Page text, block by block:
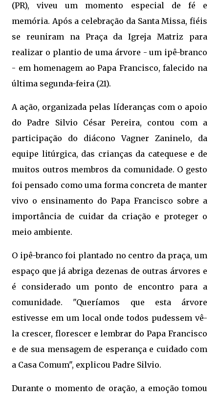
(PR), viveu um momento especial de fé e
memória. Após a celebração da Santa Missa, fiéis
se reuniram na Praça da Igreja Matriz para
realizar o plantio de uma árvore - um ipê-branco
- em homenagem ao Papa Francisco, falecido na
última segunda-feira (21).
A ação, organizada pelas líderanças com o apoio
do Padre Silvio César Pereira, contou com a
participação do diácono Vagner Zaninelo, da
equipe litúrgica, das crianças da catequese e de
muitos outros membros da comunidade. O gesto
foi pensado como uma forma concreta de manter
vivo o ensinamento do Papa Francisco sobre a
importância de cuidar da criação e proteger o
meio ambiente.
O ipê-branco foi plantado no centro da praça, um
espaço que já abriga dezenas de outras árvores e
é considerado um ponto de encontro para a
comunidade. "Queríamos que esta árvore
estivesse em um local onde todos pudessem vê-
la crescer, florescer e lembrar do Papa Francisco
e de sua mensagem de esperança e cuidado com
a Casa Comum", explicou Padre Silvio.
Durante o momento de oração, a emoção tomou